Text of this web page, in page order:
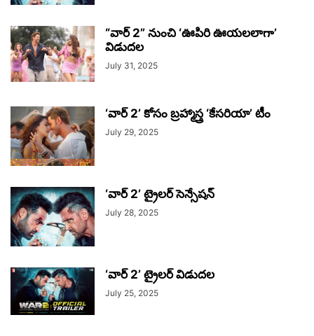
“వార్ 2” నుంచి ‘ఊపిరి ఊయలలాగా’
విడుదల
July 31, 2025
‘వార్ 2’ కోసం బ్రహ్మాస్త్ర ‘కేసరియా’ టీం
July 29, 2025
‘వార్ 2’ ట్రైల‌ర్ సెన్సేష‌న్
July 28, 2025
‘వార్ 2’ ట్రైలర్ విడుదల
July 25, 2025